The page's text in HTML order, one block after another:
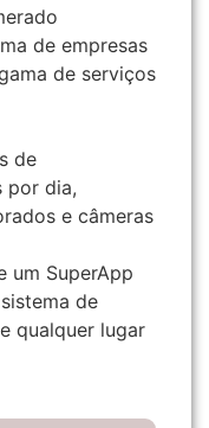
de empresas
de serviços
de
dia,
e câmeras
um SuperApp
de
qualquer lugar